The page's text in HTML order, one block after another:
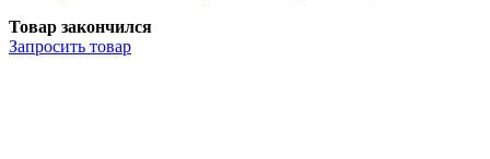
Товар закончился
Запросить товар